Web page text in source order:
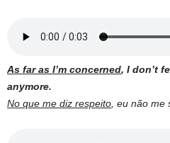
As far as I’m concerned, I don’t
anymore.
No que me diz respeito , eu não